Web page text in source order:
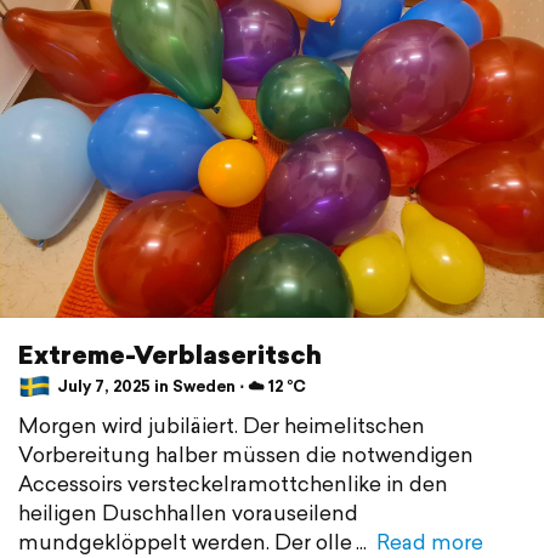
Extreme-Verblaseritsch
July 7, 2025 in Sweden ⋅ ☁️ 12 °C
Morgen wird jubiläiert. Der heimelitschen
Vorbereitung halber müssen die notwendigen
Accessoirs versteckelramottchenlike in den
heiligen Duschhallen vorauseilend
mundgeklöppelt werden. Der olle
Read more